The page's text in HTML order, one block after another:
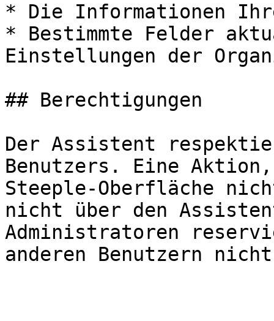
* Die Informationen
* Bestimmte Felder
Einstellungen der
## Berechtigungen
Der Assistent
Benutzers. Eine
Steeple-Oberfläche
nicht über den
Administratoren